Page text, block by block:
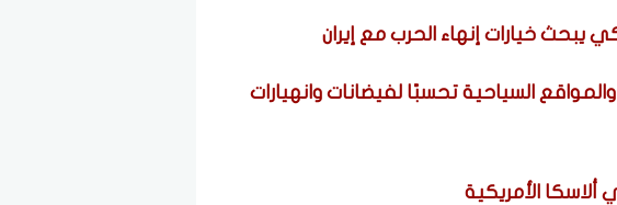
يبحث خيارات إنهاء الحرب مع إيران
السياحية تحسبًا لفيضانات وانهيارات